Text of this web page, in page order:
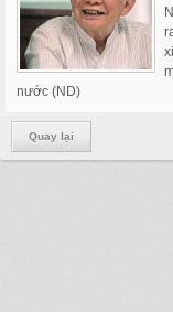
nước (ND)
Quay lại